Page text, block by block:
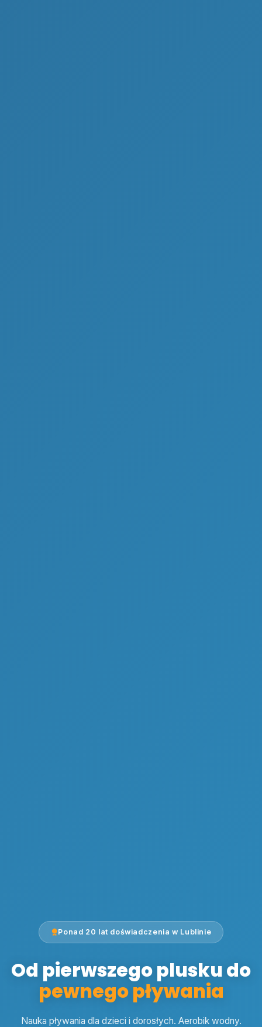
Ponad 20 lat doświadczenia w Lublinie
Od pierwszego plusku do
pewnego pływania
Nauka pływania dla dzieci i dorosłych. Aerobik wodny.